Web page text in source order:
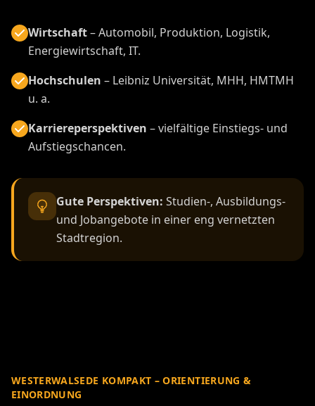
Wirtschaft– Automobil, Produktion, Logistik,
Energiewirtschaft, IT.
Hochschulen – Leibniz Universität, MHH, HMTMH
u. a.
Karriereperspektiven – vielfältige Einstiegs- und
Aufstiegschancen.
Gute Perspektiven: Studien-, Ausbildungs-
und Jobangebote in einer eng vernetzten
Stadtregion.
WESTERWALSEDE KOMPAKT – ORIENTIERUNG &
EINORDNUNG